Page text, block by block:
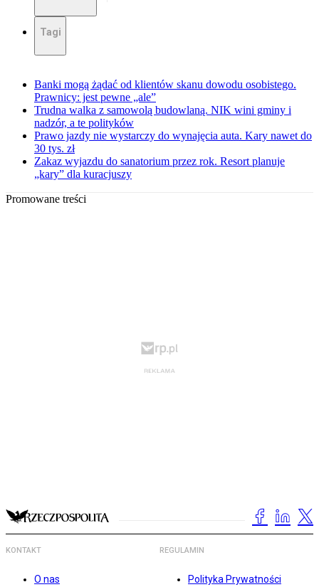
Tagi
Banki mogą żądać od klientów skanu dowodu osobistego.
Prawnicy: jest pewne „ale”
Trudna walka z samowolą budowlaną. NIK wini gminy i
nadzór, a te polityków
Prawo jazdy nie wystarczy do wynajęcia auta. Kary nawet do
30 tys. zł
Zakaz wyjazdu do sanatorium przez rok. Resort planuje
„kary” dla kuracjuszy
Promowane treści
KONTAKT
O nas
REGULAMIN
Polityka Prywatności